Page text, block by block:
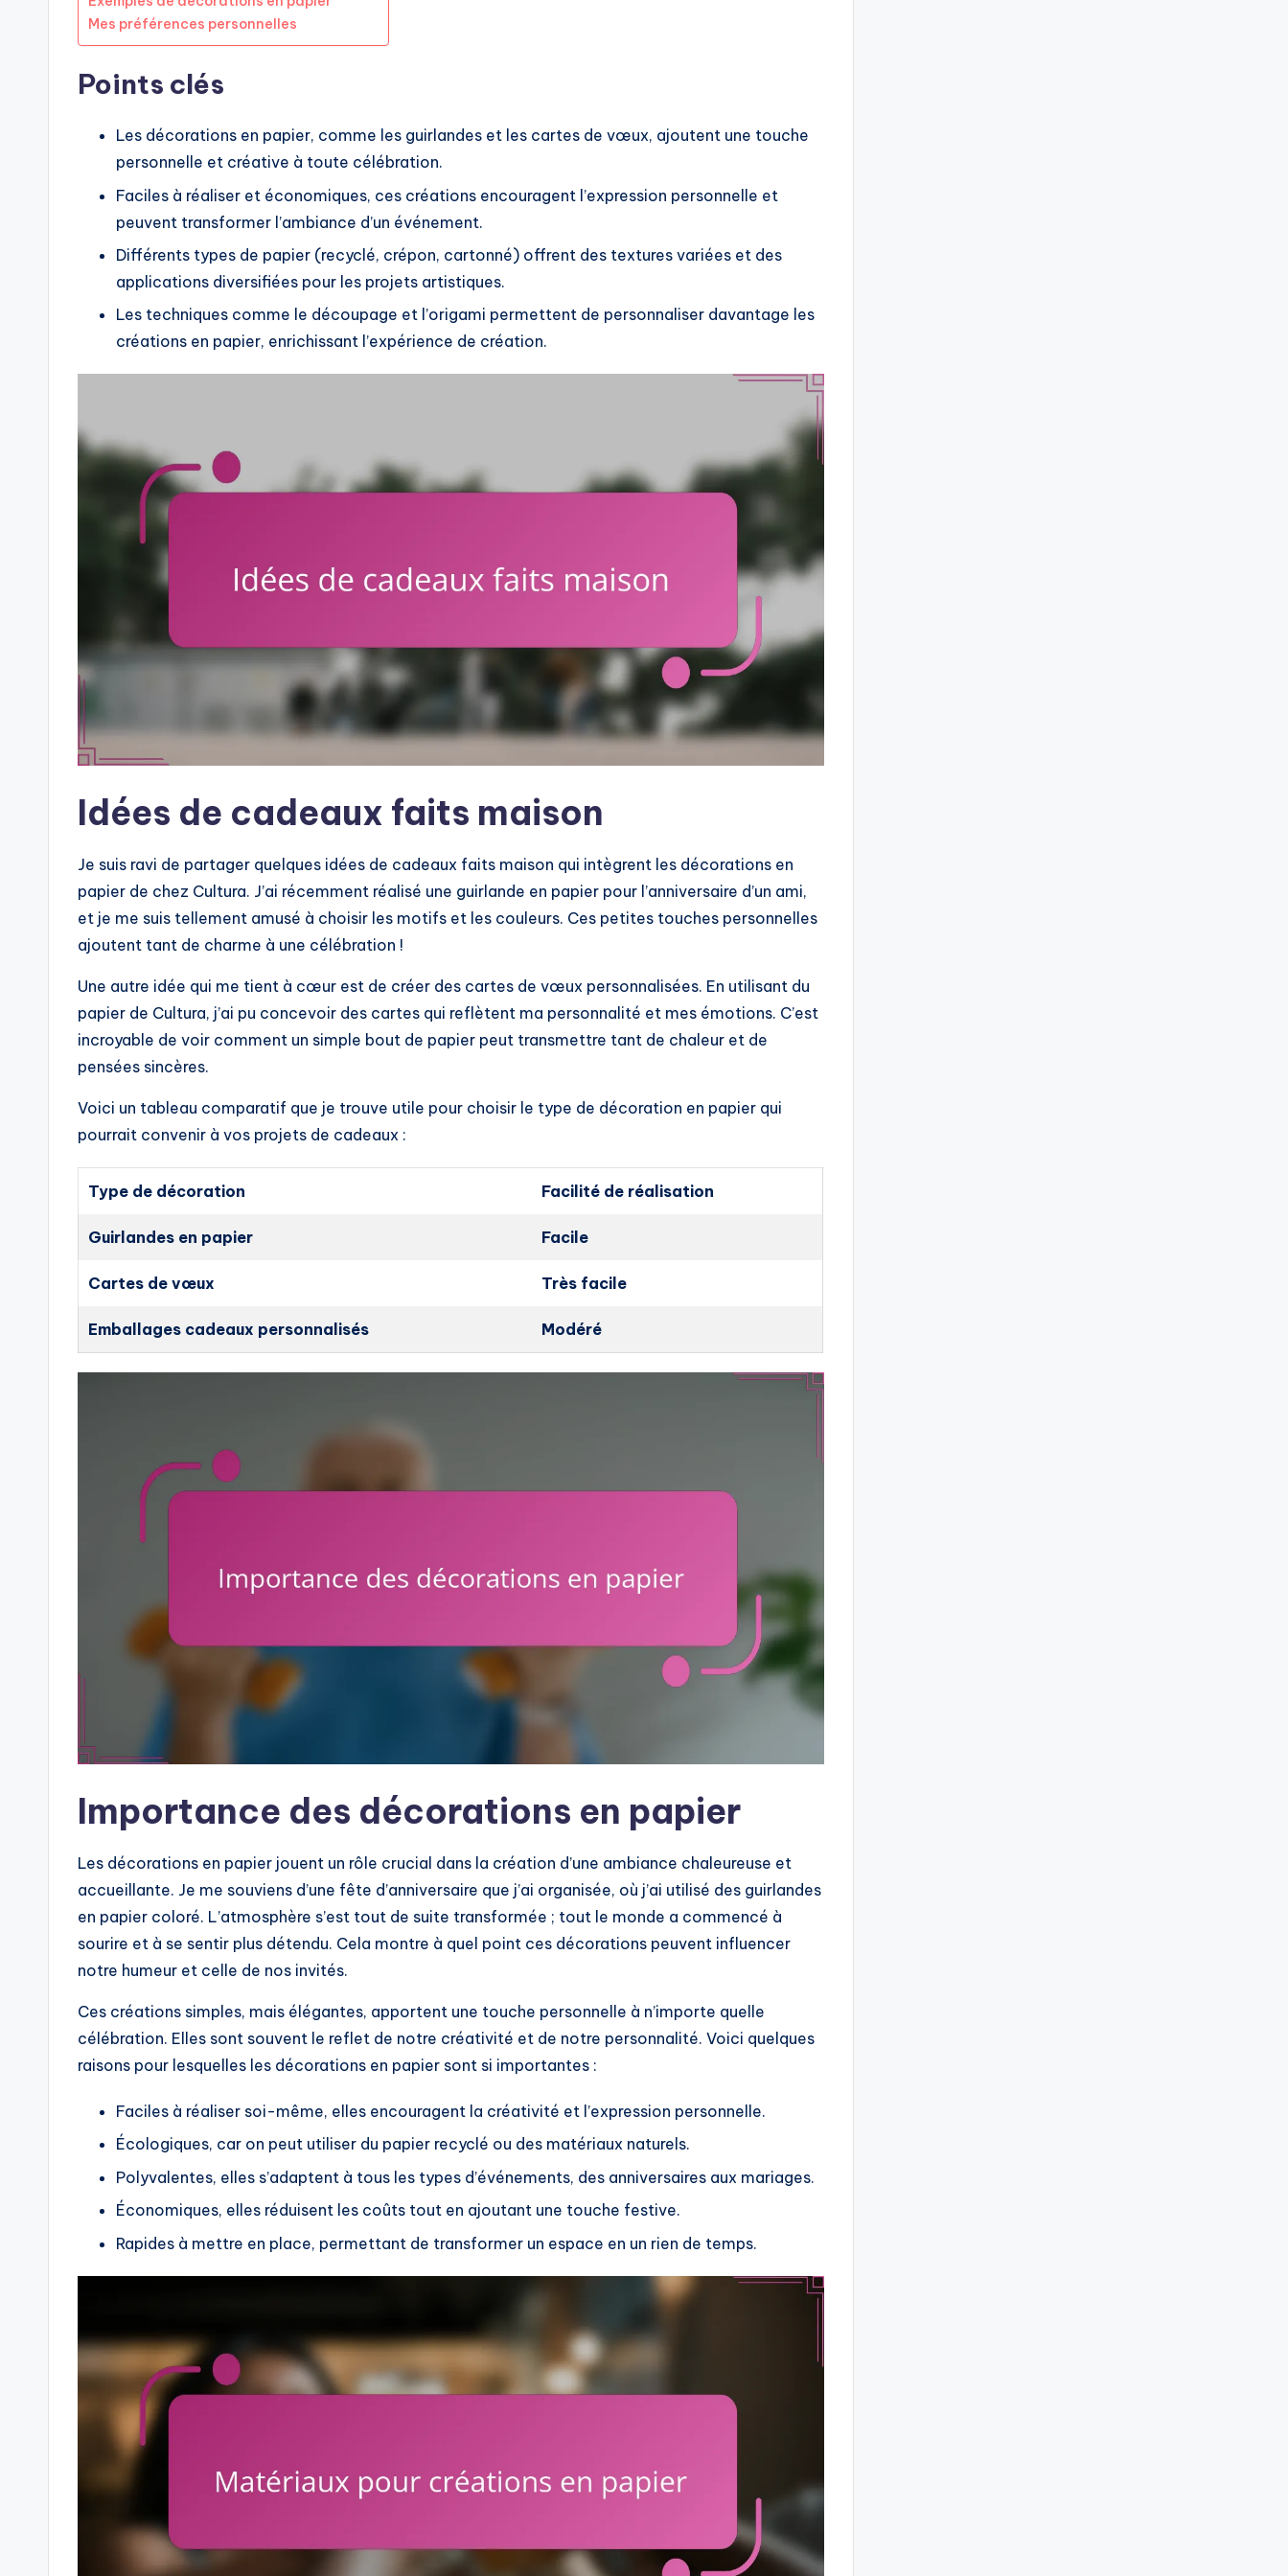
Mes préférences personnelles
Points clés
Les décorations en papier, comme les guirlandes et les cartes de vœux, ajoutent une touche
personnelle et créative à toute célébration.
Faciles à réaliser et économiques, ces créations encouragent l’expression personnelle et
peuvent transformer l’ambiance d’un événement.
Différents types de papier (recyclé, crépon, cartonné) offrent des textures variées et des
applications diversifiées pour les projets artistiques.
Les techniques comme le découpage et l’origami permettent de personnaliser davantage les
créations en papier, enrichissant l’expérience de création.
Idées de cadeaux faits maison
Je suis ravi de partager quelques idées de cadeaux faits maison qui intègrent les décorations en
papier de chez Cultura. J’ai récemment réalisé une guirlande en papier pour l’anniversaire d’un ami,
et je me suis tellement amusé à choisir les motifs et les couleurs. Ces petites touches personnelles
ajoutent tant de charme à une célébration !
Une autre idée qui me tient à cœur est de créer des cartes de vœux personnalisées. En utilisant du
papier de Cultura, j’ai pu concevoir des cartes qui reflètent ma personnalité et mes émotions. C’est
incroyable de voir comment un simple bout de papier peut transmettre tant de chaleur et de
pensées sincères.
Voici un tableau comparatif que je trouve utile pour choisir le type de décoration en papier qui
pourrait convenir à vos projets de cadeaux :
Type de décoration Facilité de réalisation
Guirlandes en papier Facile
Cartes de vœux Très facile
Emballages cadeaux personnalisés Modéré
Importance des décorations en papier
Les décorations en papier jouent un rôle crucial dans la création d’une ambiance chaleureuse et
accueillante. Je me souviens d’une fête d’anniversaire que j’ai organisée, où j’ai utilisé des guirlandes
en papier coloré. L’atmosphère s’est tout de suite transformée ; tout le monde a commencé à
sourire et à se sentir plus détendu. Cela montre à quel point ces décorations peuvent influencer
notre humeur et celle de nos invités.
Ces créations simples, mais élégantes, apportent une touche personnelle à n’importe quelle
célébration. Elles sont souvent le reflet de notre créativité et de notre personnalité. Voici quelques
raisons pour lesquelles les décorations en papier sont si importantes :
Faciles à réaliser soi-même, elles encouragent la créativité et l’expression personnelle.
Écologiques, car on peut utiliser du papier recyclé ou des matériaux naturels.
Polyvalentes, elles s’adaptent à tous les types d’événements, des anniversaires aux mariages.
Économiques, elles réduisent les coûts tout en ajoutant une touche festive.
Rapides à mettre en place, permettant de transformer un espace en un rien de temps.